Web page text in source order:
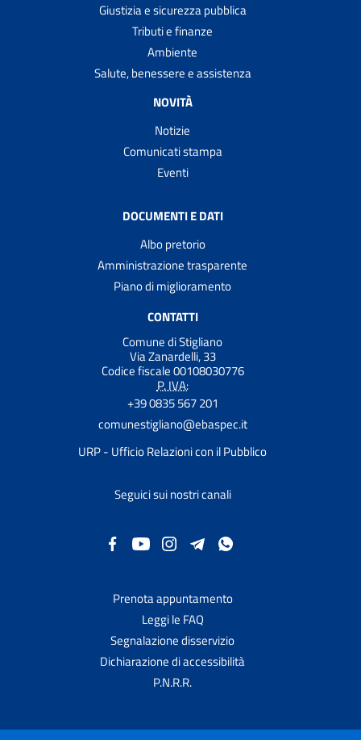
Giustizia e sicurezza pubblica
Tributi e finanze
Ambiente
Salute, benessere e assistenza
NOVITÀ
Notizie
Comunicati stampa
Eventi
DOCUMENTI E DATI
Albo pretorio
Amministrazione trasparente
Piano di miglioramento
CONTATTI
Comune di Stigliano
Via Zanardelli, 33
Codice fiscale 00108030776
P. IVA:
+39 0835 567 201
comunestigliano@ebaspec.it
URP - Ufficio Relazioni con il Pubblico
Seguici sui nostri canali
Prenota appuntamento
Leggi le FAQ
Segnalazione disservizio
Dichiarazione di accessibilità
P.N.R.R.